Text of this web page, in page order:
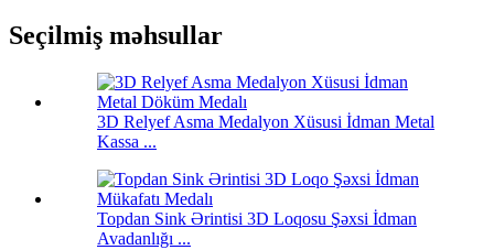
Seçilmiş məhsullar
3D Relyef Asma Medalyon Xüsusi İdman Metal
Kassa ...
Topdan Sink Ərintisi 3D Loqosu Şəxsi İdman
Avadanlığı ...